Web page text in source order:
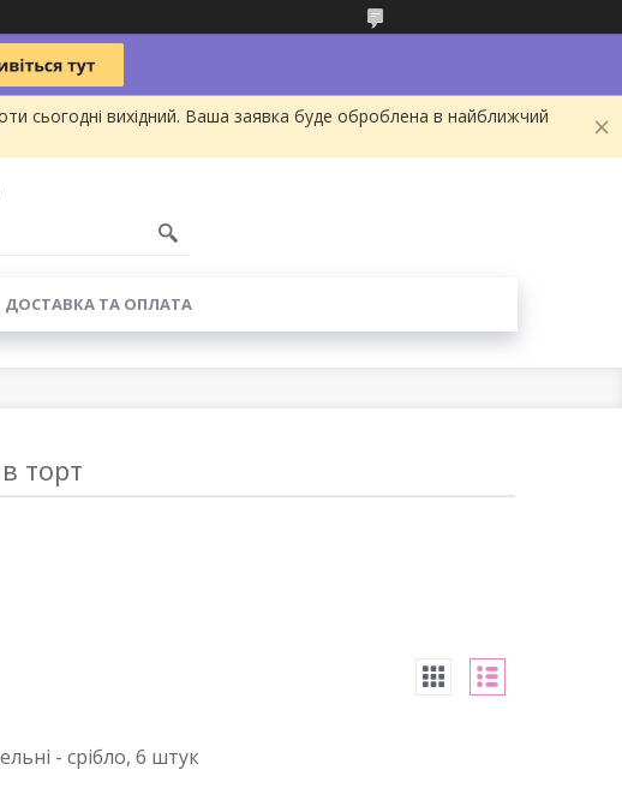
сьогодні вихідний. Ваша заявка буде оброблена в найближчий
ДОСТАВКА ТА ОПЛАТА
торт
- срібло, 6 штук